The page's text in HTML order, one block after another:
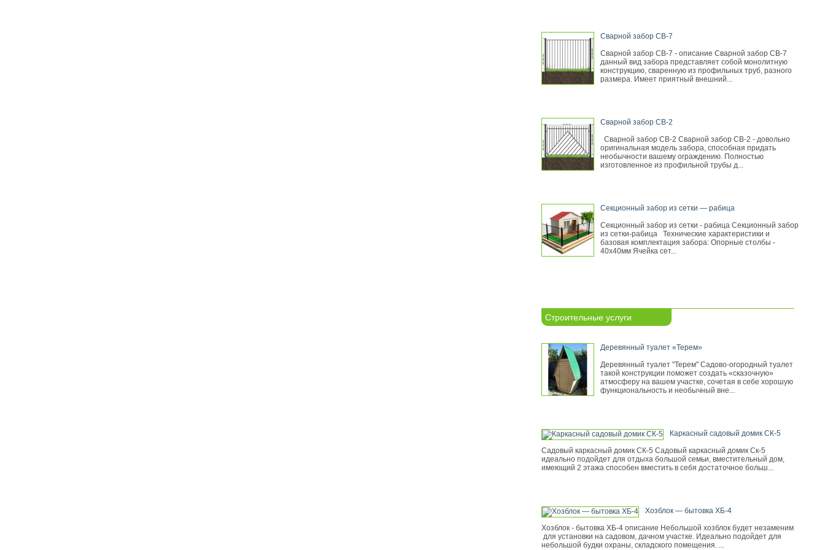
Сварной забор СВ-7
Сварной забор СВ-7 - описание Сварной забор СВ-7
данный вид забора представляет собой монолитную
конструкцию, сваренную из профильных труб, разного
размера. Имеет приятный внешний...
Сварной забор СВ-2
Сварной забор СВ-2 Сварной забор СВ-2 - довольно
оригинальная модель забора, способная придать
необычности вашему ограждению. Полностью
изготовленное из профильной трубы д...
Секционный забор из сетки — рабица
Секционный забор из сетки - рабица Секционный забор
из сетки-рабица Технические характеристики и
базовая комплектация забора: Опорные столбы -
40х40мм Ячейка сет...
Строительные услуги
Деревянный туалет «Терем»
Деревянный туалет "Терем" Садово-огородный туалет
такой конструкции поможет создать «сказочную»
атмосферу на вашем участке, сочетая в себе хорошую
функциональность и необычный вне...
Каркасный садовый домик СК-5
Садовый каркасный домик СК-5 Садовый каркасный домик Ск-5
идеально подойдет для отдыха большой семьи, вместительный дом,
имеющий 2 этажа способен вместить в себя достаточное больш...
Хозблок — бытовка ХБ-4
Хозблок - бытовка ХБ-4 описание Небольшой хозблок будет незаменим
для установки на садовом, дачном участке. Идеально подойдет для
небольшой будки охраны, складского помещения. ...